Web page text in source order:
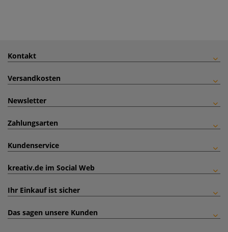
Kontakt
Versandkosten
Newsletter
Zahlungsarten
Kundenservice
kreativ.de im Social Web
Ihr Einkauf ist sicher
Das sagen unsere Kunden